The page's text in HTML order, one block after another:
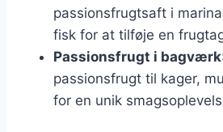
passionsfrugtsaft i
fisk for at tilføje en
Passionsfrugt i bagværk
passionsfrugt til kager,
for en unik